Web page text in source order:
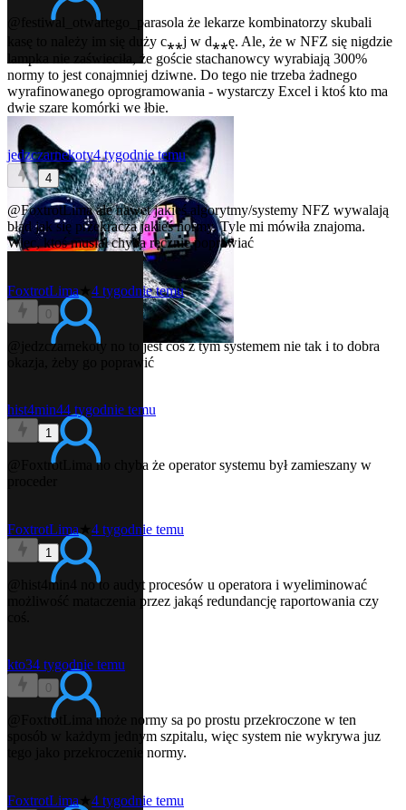
@festiwal_otwartego_parasola że lekarze kombinatorzy skubali
kasę to należy im się duży c⁎⁎j w d⁎⁎ę. Ale, że w NFZ się nigdzie
lampka nie zaświeciła, że goście stachanowcy wyrabiają 300%
normy to jest conajmniej dziwne. Do tego nie trzeba żadnego
wyrafinowanego oprogramowania - wystarczy Excel i ktoś kto ma
dwie szare komórki we łbie.
jedzczarnekoty4 tygodnie temu
4
@FoxtrotLimaale nawet jakieś algorytmy/systemy NFZ wywalają
błąd jak się przekracza jakieś normy. Tyle mi mówiła znajoma.
Więc, ktoś musiał chyba ręcznie poprawiać
FoxtrotLima★ 4 tygodnie temu
0
@jedzczarnekoty
no to jest coś z tym systemem nie tak i to dobra
okazja, żeby go poprawić
hist4min44 tygodnie temu
1
@FoxtrotLima
no chyba że operator systemu był zamieszany w
FoxtrotLima★ 4 tygodnie temu
1
@hist4min4
no to audyt procesów u operatora i wyeliminować
możliwość mataczenia przez jakąś redundancję raportowania czy
kto34 tygodnie temu
0
@FoxtrotLima
może normy sa po prostu przekroczone w ten
sposób w każdym jednym szpitalu, więc system nie wykrywa juz
tego jako przekroczenie normy.
FoxtrotLima★ 4 tygodnie temu